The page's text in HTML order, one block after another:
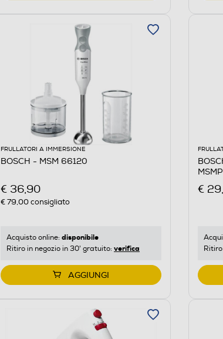
FRULLATORI A IMMERSIONE
BOSCH - MSM 66120
€ 36,90
€ 79,00consigliato
Acquisto online: disponibile
Ritiro in negozio in 30' gratuito: verifica
AGGIUNGI
€
Ritiro